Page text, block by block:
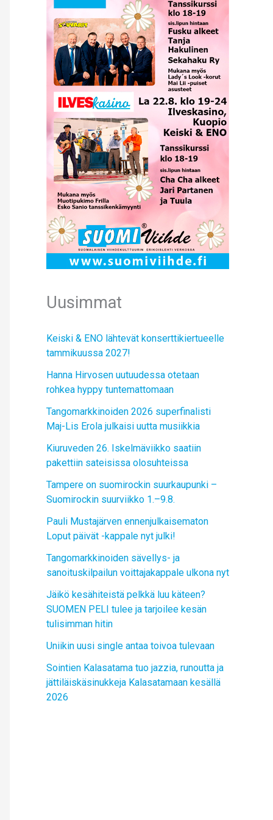
Uusimmat
Keiski & ENO lähtevät konserttikiertueelle
tammikuussa 2027!
Hanna Hirvosen uutuudessa otetaan
rohkea hyppy tuntemattomaan
Tangomarkkinoiden 2026 superfinalisti
Maj-Lis Erola julkaisi uutta musiikkia
Kiuruveden 26. Iskelmäviikko saatiin
pakettiin sateisissa olosuhteissa
Tampere on suomirockin suurkaupunki –
Suomirockin suurviikko 1.–9.8.
Pauli Mustajärven ennenjulkaisematon
Loput päivät -kappale nyt julki!
Tangomarkkinoiden sävellys- ja
sanoituskilpailun voittajakappale ulkona nyt
Jäikö kesähiteistä pelkkä luu käteen?
SUOMEN PELI tulee ja tarjoilee kesän
tulisimman hitin
Uniikin uusi single antaa toivoa tulevaan
Sointien Kalasatama tuo jazzia, runoutta ja
jättiläiskäsinukkeja Kalasatamaan kesällä
2026